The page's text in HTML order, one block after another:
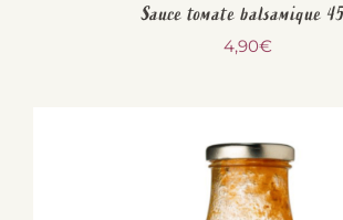
Sauce tomate balsamique
4,90€